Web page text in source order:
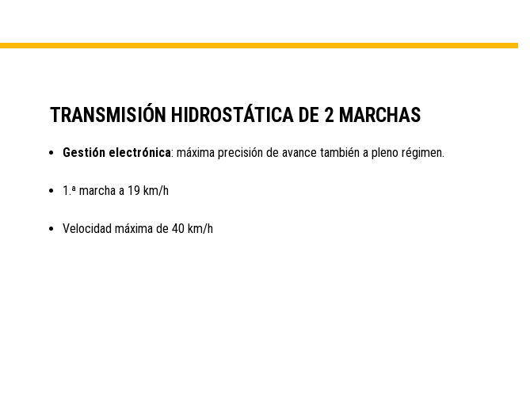
TRANSMISIÓN HIDROSTÁTICA DE 2 MARCHAS
Gestión electrónica: máxima precisión de avance también a pleno régimen.
1.ª marcha a 19 km/h
Velocidad máxima de 40 km/h